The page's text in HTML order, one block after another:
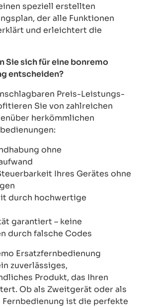
speziell erstellten
der alle Funktionen
und erleichtert die
Sie sich für eine bonremo
entscheiden?
Preis-Leistungs-
Sie von zahlreichen
herkömmlichen
ohne
Ihres Gerätes ohne
durch hochwertige
garantiert – keine
durch falsche Codes
Ersatzfernbedienung
zuverlässiges,
Produkt, das Ihren
Ob als Zweitgerät oder als
Fernbedienung ist die perfekte